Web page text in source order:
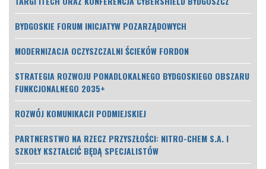
BYDGOSKIE FORUM INICJATYW POZARZĄDOWYCH
MODERNIZACJA OCZYSZCZALNI ŚCIEKÓW FORDON
STRATEGIA ROZWOJU PONADLOKALNEGO BYDGOSKIEGO OBSZARU
FUNKCJONALNEGO 2035+
ROZWÓJ KOMUNIKACJI PODMIEJSKIEJ
PARTNERSTWO NA RZECZ PRZYSZŁOŚCI: NITRO-CHEM S.A. I
SZKOŁY KSZTAŁCIĆ BĘDĄ SPECJALISTÓW